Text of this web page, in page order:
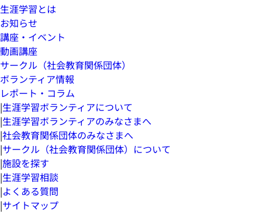
生涯学習とは
お知らせ
講座・イベント
動画講座
サークル（社会教育関係団体）
ボランティア情報
レポート・コラム
|生涯学習ボランティアについて
|生涯学習ボランティアのみなさまへ
|社会教育関係団体のみなさまへ
|サークル（社会教育関係団体）について
|施設を探す
|生涯学習相談
|よくある質問
|サイトマップ